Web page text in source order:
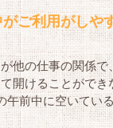
ご利用がしや
他の仕事の関係で
開けることができ
午前中に空いてい